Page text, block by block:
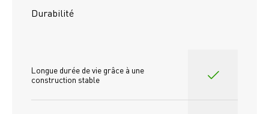
Durabilité
Longue durée de vie grâce à une
construction stable